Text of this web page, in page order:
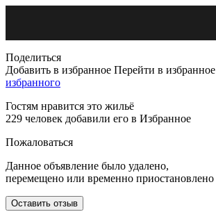
Поделиться
Добавить в избранное Перейти в избранное
избранного
Гостям нравится это жильё
229 человек добавили его в Избранное
Пожаловаться
Данное объявление было удалено,
перемещено или временно приостановлено
Оставить отзыв